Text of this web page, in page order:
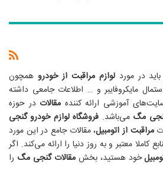
در مورد لوازم مراقبت از خودرو همچون
مایکروفایبر و … اطلاعات جامعی داشته
آموزشی ارائه کننده مقالاتدر حوزه
مگ می‌باشد. فروشگاه لوازم خودرو گنجی
مراقبت از اتومبیل، مقالات جامع در این مورد
کاملا معتبر و به روز دنیا را ارائه می‌کند. اگر
خود هستید، بخشمقالات گنجی مگ را